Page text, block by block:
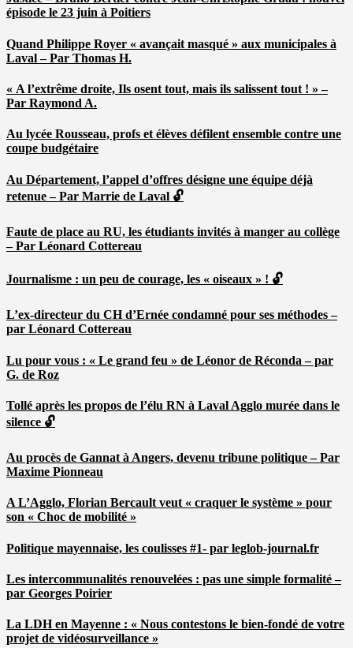
épisode le 23 juin à Poitiers
Quand Philippe Royer « avançait masqué » aux municipales à
Laval – Par Thomas H.
« A l’extrême droite, Ils osent tout, mais ils salissent tout ! » –
Par Raymond A.
Au lycée Rousseau, profs et élèves défilent ensemble contre une
coupe budgétaire
Au Département, l’appel d’offres désigne une équipe déjà
retenue – Par Marrie de Laval 🔓
Faute de place au RU, les étudiants invités à manger au collège
– Par Léonard Cottereau
Journalisme : un peu de courage, les « oiseaux » ! 🔓
L’ex-directeur du CH d’Ernée condamné pour ses méthodes –
par Léonard Cottereau
Lu pour vous : « Le grand feu » de Léonor de Réconda – par
G. de Roz
Tollé après les propos de l’élu RN à Laval Agglo murée dans le
silence 🔓
Au procès de Gannat à Angers, devenu tribune politique – Par
Maxime Pionneau
A L’Agglo, Florian Bercault veut « craquer le système » pour
son « Choc de mobilité »
Politique mayennaise, les coulisses #1- par leglob-journal.fr
Les intercommunalités renouvelées : pas une simple formalité –
par Georges Poirier
La LDH en Mayenne : « Nous contestons le bien-fondé de votre
projet de vidéosurveillance »